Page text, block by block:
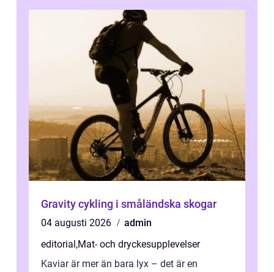
Gravity cykling i småländska skogar
04 augusti 2026
admin
editorial,Mat- och dryckesupplevelser
Kaviar är mer än bara lyx – det är en